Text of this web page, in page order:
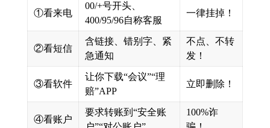
①看来电
00/+号开头、
400/95/96自称客服
一律挂掉！
②看短信
含链接、错别字、紧
急通知
不点、不转
发！
③看软件
让你下载“会议”“理
赔”APP
立即删除！
④看账户
要求转账到“安全账
100%诈